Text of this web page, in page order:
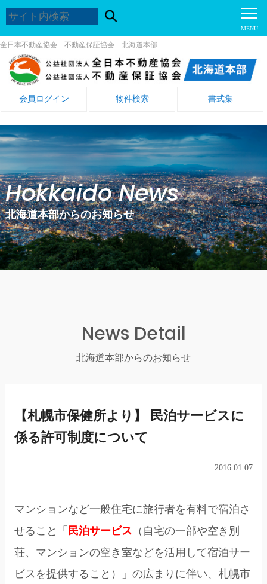
全日本不動産協会 不動産保証協会 北海道本部
会員ログイン 物件検索 書式集
Hokkaido News
北海道本部からのお知らせ
News Detail
北海道本部からのお知らせ
【札幌市保健所より】 民泊サービスに
係る許可制度について
2016.01.07
マンションなど一般住宅に旅行者を有料で宿泊さ
せること「 民泊サービス （自宅の一部や空き別
荘、マンションの空き室などを活用して宿泊サー
ビスを提供すること）」の広まりに伴い、札幌市